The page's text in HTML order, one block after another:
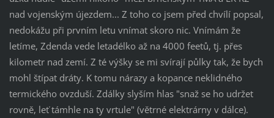
nad vojenským újezdem... Z toho co jsem před chvílí popsal,
nedokážu při prvním letu vnímat skoro nic. Vnímám že
letíme, Zdenda vede letadélko až na 4000 feetů, tj. přes
kilometr nad zemí. Z té výšky se mi svírají půlky tak, že bych
mohl štípat dráty. K tomu nárazy a kopance neklidného
termického ovzduší. Zdálky slyším hlas "snaž se ho udržet
rovně, leť támhle na ty vrtule" (větrné elektrárny v dálce).